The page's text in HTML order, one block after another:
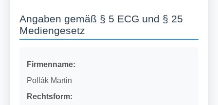
Angaben gemäß § 5 ECG und § 25
Mediengesetz
Firmenname:
Pollák Martin
Rechtsform: